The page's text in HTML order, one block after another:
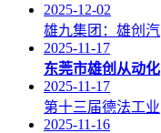
2025-12-02
雄九集团：雄创汽
2025-11-17
东莞市雄创从动化
2025-11-17
第十三届德法工业
2025-11-16